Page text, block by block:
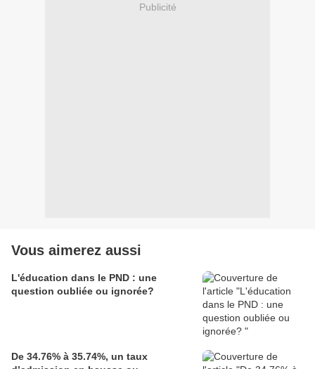
Publicité
Vous aimerez aussi
L'éducation dans le PND : une
question oubliée ou ignorée?
De 34.76% à 35.74%, un taux